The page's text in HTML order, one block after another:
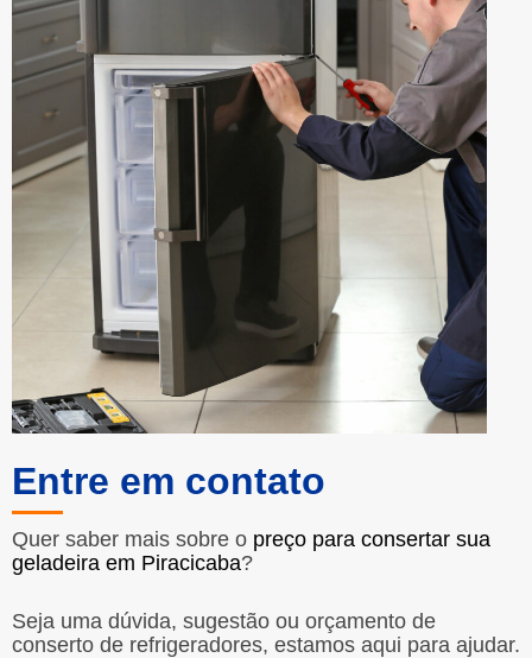
Entre em contato
Quer saber mais sobre o preço para consertar sua
geladeira em Piracicaba?
Seja uma dúvida, sugestão ou orçamento de
conserto de refrigeradores, estamos aqui para ajudar.